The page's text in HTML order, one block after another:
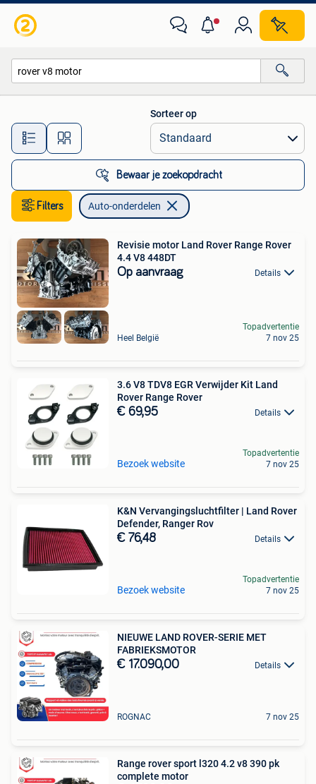
Alle afstanden…
Sorteer op
Bewaar je zoekopdracht
Filters Auto-onderdelen
Revisie motor Land Rover Range Rover
4.4 V8 448DT
Op aanvraag Details
Heel België
Topadvertentie
7 nov 25
3.6 V8 TDV8 EGR Verwijder Kit Land
Rover Range Rover
€ 69,95 Details
Bezoek website
Topadvertentie
7 nov 25
K&N Vervangingsluchtfilter | Land Rover
Defender, Ranger Rov
€ 76,48 Details
Bezoek website
Topadvertentie
7 nov 25
NIEUWE LAND ROVER-SERIE MET
FABRIEKSMOTOR
€ 17.090,00 Details
ROGNAC 7 nov 25
Range rover sport l320 4.2 v8 390 pk
complete motor